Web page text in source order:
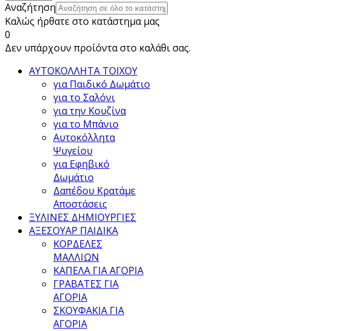
Αναζήτηση
Καλώς ήρθατε στο κατάστημα μας
0
Δεν υπάρχουν προίόντα στο καλάθι σας.
ΑΥΤΟΚΟΛΛΗΤΑ ΤΟΙΧΟΥ
για Παιδικό Δωμάτιο
για το Σαλόνι
για την Κουζίνα
για το Μπάνιο
Αυτοκόλλητα
Ψυγείου
για Εφηβικό
Δωμάτιο
Δαπέδου Κρατάμε
Αποστάσεις
ΞΥΛΙΝΕΣ ΔΗΜΙΟΥΡΓΙΕΣ
ΑΞΕΣΟΥΑΡ ΠΑΙΔΙΚΑ
ΚΟΡΔΕΛΕΣ
ΜΑΛΛΙΩΝ
ΚΑΠΕΛΑ ΓΙΑ ΑΓΟΡΙΑ
ΓΡΑΒΑΤΕΣ ΓΙΑ
ΑΓΟΡΙΑ
ΣΚΟΥΦΑΚΙΑ ΓΙΑ
ΑΓΟΡΙΑ